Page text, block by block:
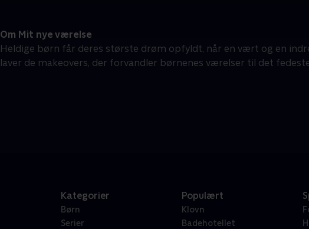
Om Mit nye værelse
Heldige børn får deres største drøm opfyldt, når en vært og en
laver de makeovers, der forvandler børnenes værelser til det
Kategorier
Børn
Serier
Populært
Klovn
Badehotellet